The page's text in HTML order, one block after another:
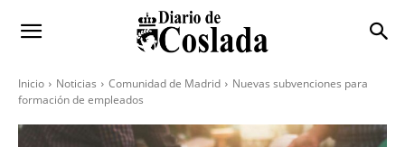
Inicio Noticias Comunidad de Madrid
Nuevas subvenciones para
formación de empleados